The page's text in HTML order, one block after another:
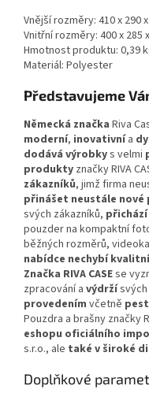
Vnější rozměry: 410 x 290
Vnitřní rozměry: 400 x 285
Hmotnost produktu: 0,39
Materiál: Polyester
Představujeme
Německá značka Riva
moderní, inovativnía
dodává výrobkys velmi
produkty značky RIVA
zákazníků, jimž firma
přinášet neustále
svých zákazníků, přichází
pouzder na kompaktní
běžných rozměrů,
nabídce nechybí
Značka RIVA CASEse
zpracování a výdržísvých
provedením včetně
Pouzdra a brašny značky
eshopu oficiálního
s.r.o., ale také v široké
Doplňkové